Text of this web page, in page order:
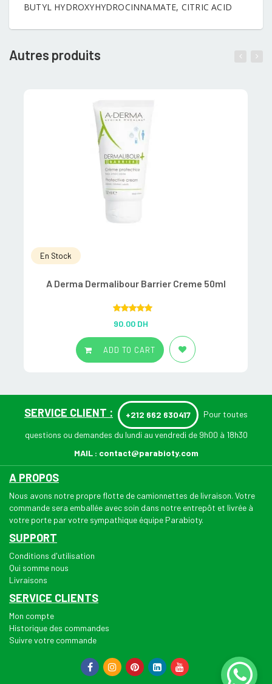
BUTYL HYDROXYHYDROCINNAMATE, CITRIC ACID
Autres produits
En Stock
A Derma Dermalibour Barrier Creme 50ml
out of 5
90.00 DH
ADD TO CART
SERVICE CLIENT : +212 662 630417 Pour toutes
questions ou demandes du lundi au vendredi de 9h00 à 18h30
MAIL : contact@parabioty.com
A PROPOS
Nous avons notre propre flotte de camionnettes de livraison. Votre
commande sera emballée avec soin dans notre entrepôt et livrée à
votre porte par votre sympathique équipe Parabioty.
SUPPORT
Conditions d'utilisation
Qui somme nous
Livraisons
SERVICE CLIENTS
Mon compte
Historique des commandes
Suivre votre commande